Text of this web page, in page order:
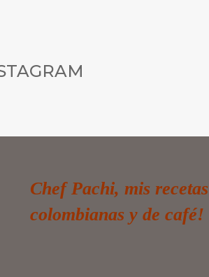
Chef Pachi, mis recetas
colombianas y de café!